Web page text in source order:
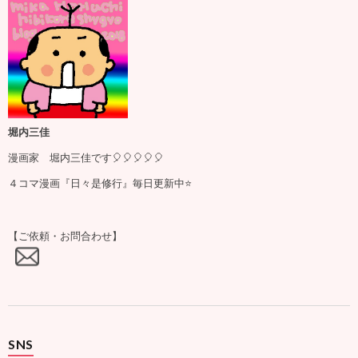
堀内三佳
漫画家 堀内三佳です🎈🎈🎈🎈🎈
４コマ漫画『日々是修行』毎日更新中⭐️
【ご依頼・お問合わせ】
SNS